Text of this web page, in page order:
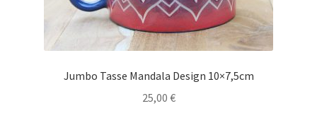
Jumbo Tasse Mandala Design 10×7,5cm
25,00 €